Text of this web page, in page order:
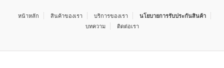
หน้าหลัก สินค้าของเรา บริการของเรา
นโยบายการรับประกันสินค้า
บทความ
ติดต่อเรา